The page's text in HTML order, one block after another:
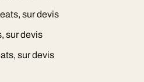
sur devis
sur devis
sur devis